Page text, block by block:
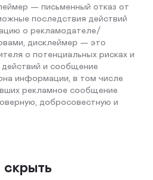
— письменный отказ от
последствия действий
о рекламодателе/
дисклеймер — это
о потенциальных рисках и
и сообщение
информации, в том числе
рекламное сообщение
добросовестную и
скрыть